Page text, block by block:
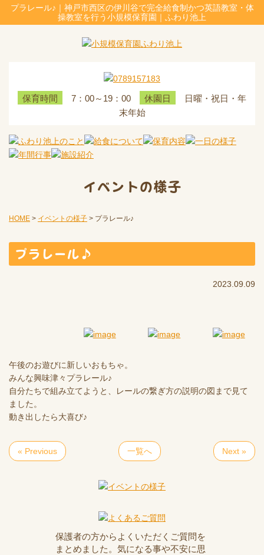
プラレール♪｜神戸市西区の伊川谷で完全給食制かつ英語教室・体
操教室を行う小規模保育園｜ふわり池上
保育時間 7：00～19：00 休園日
日曜・祝日・年
末年始
イベントの様子
HOME > イベントの様子 > プラレール♪
プラレール♪
2023.09.09
午後のお遊びに新しいおもちゃ。
みんな興味津々プラレール♪
自分たちで組み立てようと、レールの繋ぎ方の説明の図まで見て
ました。
動き出したら大喜び♪
« Previous 一覧へ Next »
保護者の方からよくいただくご質問を
まとめました。気になる事や不安に思